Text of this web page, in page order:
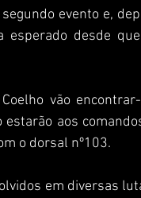
evento e,
desde
vão
aos
o dorsal nº103.
em diversas